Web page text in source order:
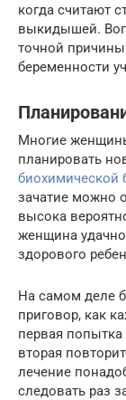
когда считают
выкидышей.
точной
беременности
Многие
планировать
биохимической
зачатие можно
высока
женщина удачно
здорового
На самом деле
приговор, как
первая попытка
вторая
лечение
следовать раз